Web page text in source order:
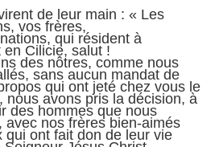
de leur main : « Les
vos frères,
qui résident à
Cilicie, salut !
des nôtres, comme nous
sans aucun mandat de
qui ont jeté chez vous le
nous avons pris la décision, à
des hommes que nous
avec nos frères bien-aimés
qui ont fait don de leur vie